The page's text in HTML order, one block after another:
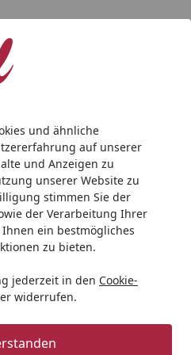
und ähnliche
auf unserer
und Anzeigen zu
unserer Website zu
stimmen Sie der
der Verarbeitung Ihrer
ein bestmögliches
zu bieten.
jederzeit in den Cookie-
widerrufen.
The Goodstuff The Goodstuff
- 800g Dose
Goo Huhn Pur